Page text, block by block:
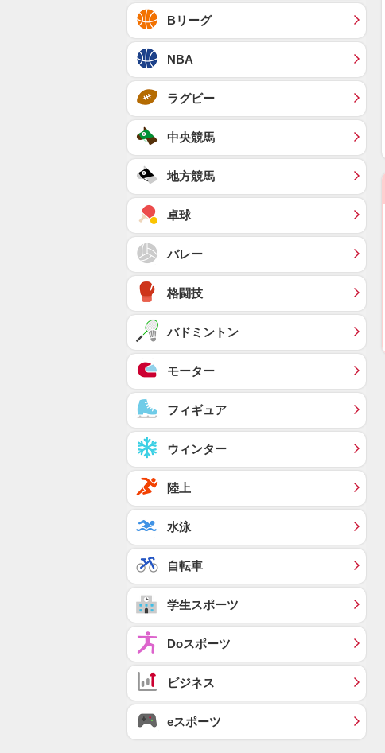
Bリーグ
NBA
ラグビー
中央競馬
地方競馬
卓球
バレー
格闘技
バドミントン
モーター
フィギュア
ウィンター
陸上
水泳
自転車
学生スポーツ
Doスポーツ
ビジネス
eスポーツ